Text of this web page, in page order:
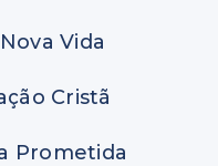
Vida
Cristã
Prometida